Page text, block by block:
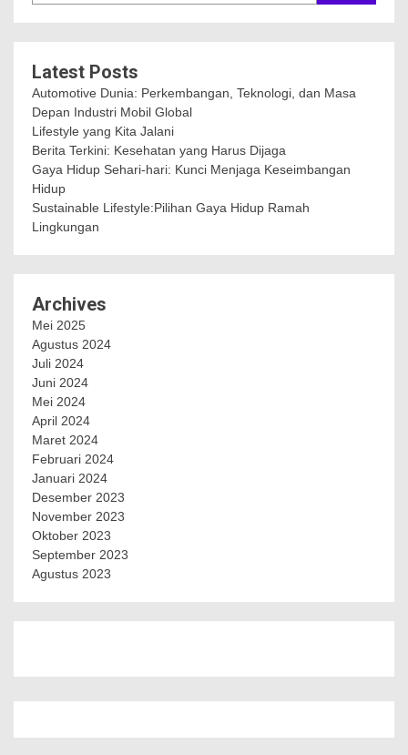
Latest Posts
Automotive Dunia: Perkembangan, Teknologi, dan Masa
Depan Industri Mobil Global
Lifestyle yang Kita Jalani
Berita Terkini: Kesehatan yang Harus Dijaga
Gaya Hidup Sehari-hari: Kunci Menjaga Keseimbangan
Hidup
Sustainable Lifestyle:Pilihan Gaya Hidup Ramah
Lingkungan
Archives
Mei 2025
Agustus 2024
Juli 2024
Juni 2024
Mei 2024
April 2024
Maret 2024
Februari 2024
Januari 2024
Desember 2023
November 2023
Oktober 2023
September 2023
Agustus 2023